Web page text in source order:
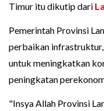
Timur itu dikutip dari
Pemerintah Provinsi
perbaikan
untuk meningkatkan
peningkatan
"Insya Allah Provinsi